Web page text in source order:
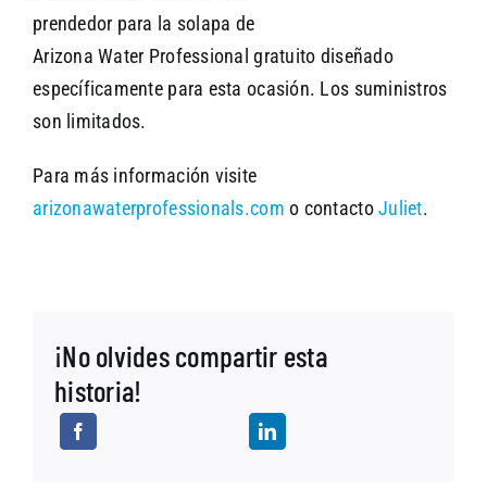
prendedor para la solapa de
Arizona Water Professional gratuito diseñado
específicamente para esta ocasión. Los suministros
son limitados.
Para más información visite
arizonawaterprofessionals.com o contactoJuliet.
¡No olvides compartir esta
historia!